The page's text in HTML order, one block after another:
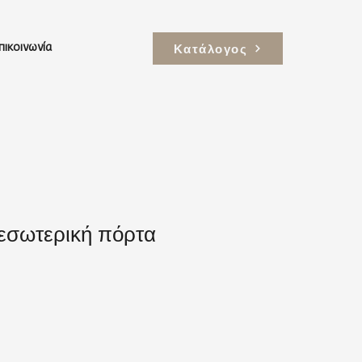
Κατάλογος
πόρτα